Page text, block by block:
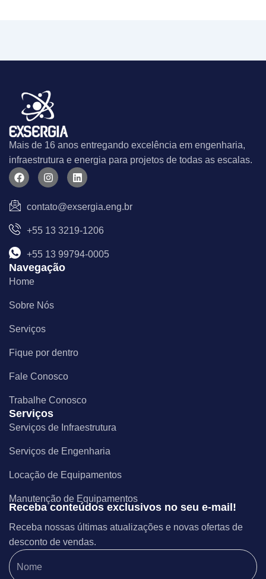
Mais de 16 anos entregando excelência em engenharia,
infraestrutura e energia para projetos de todas as escalas.
F
a
e
b
o
o
I
n
t
a
r
m
L
i
k
e
i
contato@exsergia.eng.br
+55 13 3219-1206
+55 13 99794-0005
Navegação
Home
Sobre Nós
Serviços
Fique por dentro
Fale Conosco
Trabalhe Conosco
Serviços
Serviços de Infraestrutura
Serviços de Engenharia
Locação de Equipamentos
Manutenção de Equipamentos
Receba conteúdos exclusivos no seu e-mail!
Receba nossas últimas atualizações e novas ofertas de
desconto de vendas.